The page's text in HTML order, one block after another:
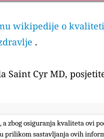
wikipedije o
.
Saint Cyr MD,
zbog osiguranja kvaliteta ovi
prilikom sastavljanja ovih